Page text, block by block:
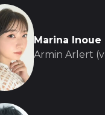
Marina Inoue
Armin Arlert